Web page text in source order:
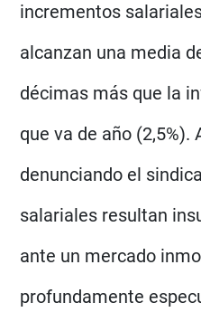
incrementos
alcanzan una media
décimas más que la
que va de año (2,5%).
denunciando el
salariales resultan
ante un mercado
profundamente